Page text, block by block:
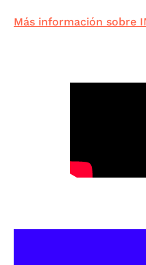
Más información sobre